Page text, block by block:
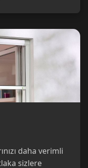
daha verimli
sizlere